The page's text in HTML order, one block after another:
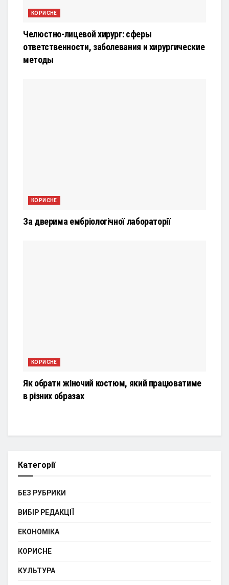
КОРИСНЕ
Челюстно-лицевой хирург: сферы
ответственности, заболевания и хирургические
методы
КОРИСНЕ
За дверима ембріологічної лабораторії
КОРИСНЕ
Як обрати жіночий костюм, який працюватиме
в різних образах
Категорії
БЕЗ РУБРИКИ
ВИБІР РЕДАКЦІЇ
ЕКОНОМІКА
КОРИСНЕ
КУЛЬТУРА